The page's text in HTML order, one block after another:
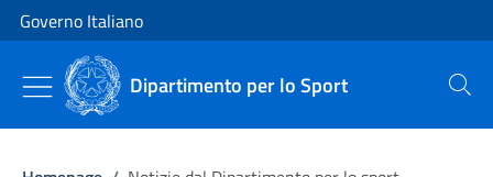
Vai al contenuto
Vai alla navigazione del sito
Governo Italiano
Dipartimento per lo Sport Cerca